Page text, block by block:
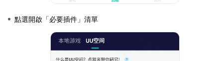
點選開啟「必要插件」清單